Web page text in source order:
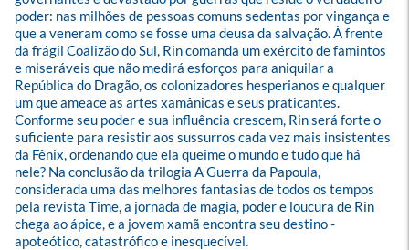
poder: nas milhões de pessoas comuns sedentas por vingança e
que a veneram como se fosse uma deusa da salvação. À frente
da frágil Coalizão do Sul, Rin comanda um exército de famintos
e miseráveis que não medirá esforços para aniquilar a
República do Dragão, os colonizadores hesperianos e qualquer
um que ameace as artes xamânicas e seus praticantes.
Conforme seu poder e sua influência crescem, Rin será forte o
suficiente para resistir aos sussurros cada vez mais insistentes
da Fênix, ordenando que ela queime o mundo e tudo que há
nele? Na conclusão da trilogia A Guerra da Papoula,
considerada uma das melhores fantasias de todos os tempos
pela revista Time, a jornada de magia, poder e loucura de Rin
chega ao ápice, e a jovem xamã encontra seu destino -
apoteótico, catastrófico e inesquecível.